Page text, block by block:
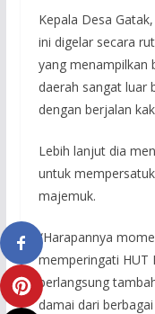
Kepala Desa
ini digelar secara
yang menampilkan
daerah sangat luar
dengan berjalan
Lebih lanjut dia
untuk
majemuk.
“Harapannya
memperingati HUT
berlangsung
damai dari